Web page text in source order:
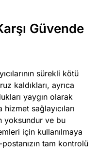
Güvende
sürekli kötü
kaldıkları, ayrıca
yaygın olarak
sağlayıcıları
yoksundur ve bu
için kullanılmaya
tam kontrolü